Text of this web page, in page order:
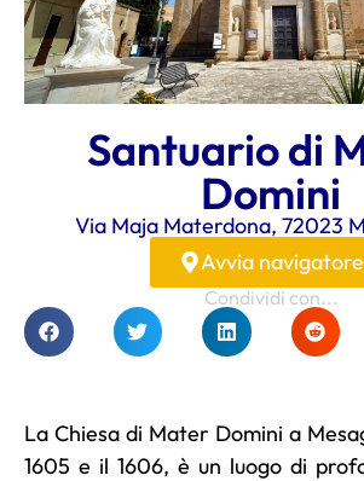
Santuario di
Domini
Via Maja Materdona, 72023
Avvia navigatore
Condividi con...
La Chiesa di Mater Domini a
1605 e il 1606, è un luogo di